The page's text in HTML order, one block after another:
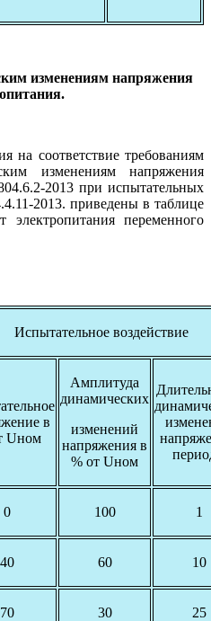
изменениям напряжения
на соответствие требованиям
изменениям напряжения
2013 при испытательных
2013. приведены в таблице
переменного
Испытательное воздействие
в
Uном
Амплитуда
динамических
изменений
напряжения в
% от Uном
0 100 1
40 60 10
70 30 25